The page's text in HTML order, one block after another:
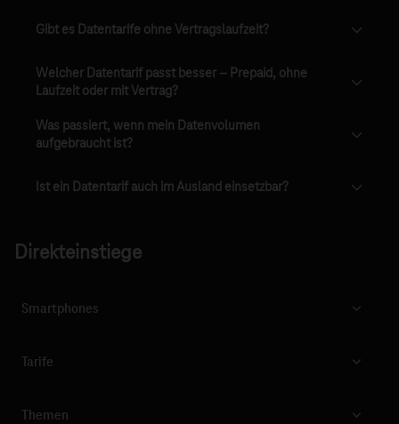
Gibt es Datentarife ohne Vertragslaufzeit?
Welcher Datentarif passt besser – Prepaid, ohne
Laufzeit oder mit Vertrag?
Was passiert, wenn mein Datenvolumen
aufgebraucht ist?
Ist ein Datentarif auch im Ausland einsetzbar?
Direkteinstiege
Smartphones
Tarife
Themen